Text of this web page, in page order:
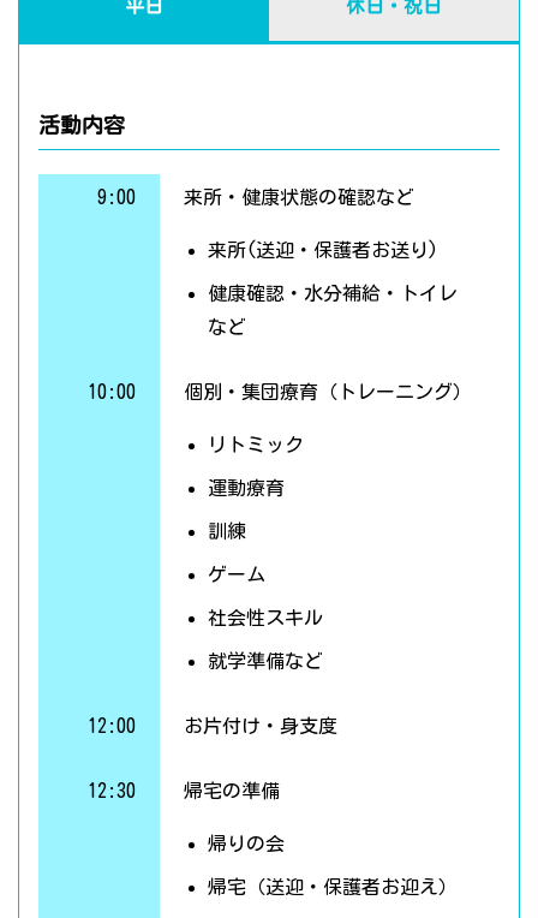
平日 休日・祝日
活動内容
9:00 来所・健康状態の確認など
来所(送迎・保護者お送り)
健康確認・水分補給・トイレ
など
10:00 個別・集団療育（トレーニング）
リトミック
運動療育
訓練
ゲーム
社会性スキル
就学準備など
12:00 お片付け・身支度
12:30 帰宅の準備
帰りの会
帰宅（送迎・保護者お迎え）